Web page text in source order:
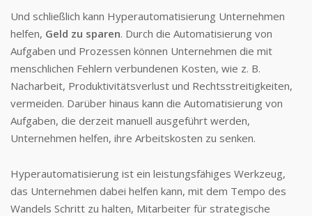
Und schließlich kann Hyperautomatisierung Unternehmen
helfen, Geld zu sparen. Durch die Automatisierung von
Aufgaben und Prozessen können Unternehmen die mit
menschlichen Fehlern verbundenen Kosten, wie z. B.
Nacharbeit, Produktivitätsverlust und Rechtsstreitigkeiten,
vermeiden. Darüber hinaus kann die Automatisierung von
Aufgaben, die derzeit manuell ausgeführt werden,
Unternehmen helfen, ihre Arbeitskosten zu senken.
Hyperautomatisierung ist ein leistungsfähiges Werkzeug,
das Unternehmen dabei helfen kann, mit dem Tempo des
Wandels Schritt zu halten, Mitarbeiter für strategische